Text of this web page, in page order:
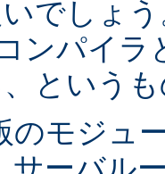
でしょ
ンパイ
という
のモジュ